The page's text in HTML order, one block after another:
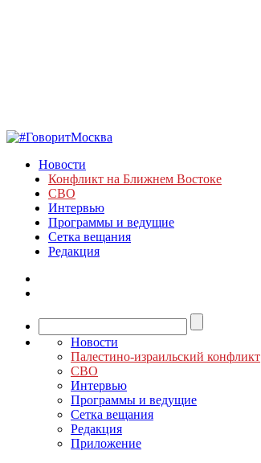
Новости
Конфликт на Ближнем Востоке
СВО
Интервью
Программы и ведущие
Сетка вещания
Редакция
Новости
Палестино-израильский конфликт
СВО
Интервью
Программы и ведущие
Сетка вещания
Редакция
Приложение